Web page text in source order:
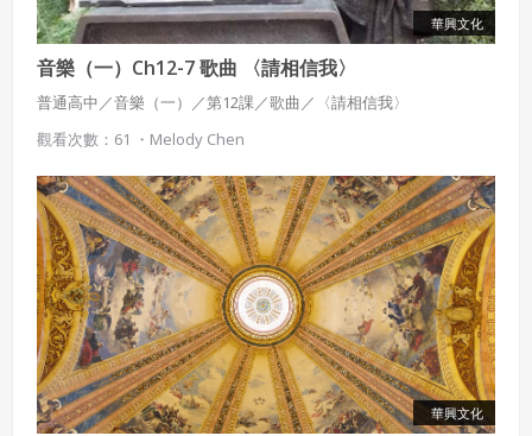
後朝代都迥然不同，其壁畫、雕刻、書法與音樂都很發達。唐朝聲
譽遠及海外，其歷史地位深重，到明清時期海外多稱中國人為「唐
人」。
華興文化
音樂（一）Ch12-7 歌曲 〈請相信我〉
普通高中／音樂（一）／第12課／歌曲／〈請相信我〉
觀看次數：61 ・ Melody Chen
華興文化
還沒有註冊帳號嗎？點擊立刻註冊
已閱讀使用條款和隱私政策
已經有註冊帳號了嗎？點擊立刻登入
授權內容：係指吉寶系統有限公司（吉寶系統公司）所有或
經授權使用而置放於吉寶知識系統網站或系統內之著作物。
衍生著作：係指就授權內容改作之創作。
策。
違反前項約定者，本系統得終止會員資格。
三、著作權授權
會員得於本系統內使用授權內容，除經著作權人有標示採取
創用CC授權或其他授權者，會員不得重製、轉載、散布或類
似方法流通授權內容。
本系統防盜拷措施或類似措施，會員不得予以破解、破壞或
以其他方法規避。
我同意上述會員條款
同意上述條款，確定註冊